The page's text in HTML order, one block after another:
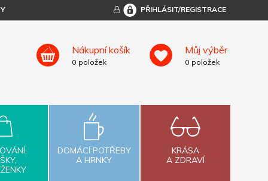
PŘIHLÁSIT/REGISTRACE
Nákupní košík
0 položek
Můj výběr
0 položek
DOMÁCÍ POTŘEBY
A HRNKY
KRÁSA
A ZDRAVÍ